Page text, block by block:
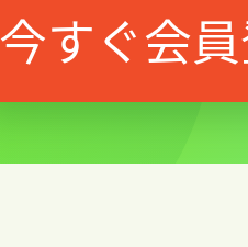
今すぐ会